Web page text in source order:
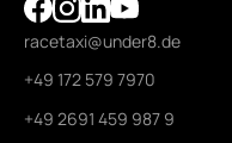
racetaxi@under8.de
+49 172 579 7970
+49 2691 459 987 9